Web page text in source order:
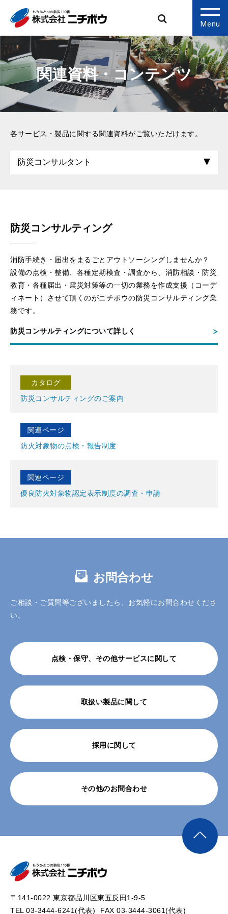
Menu
関連資料・コンテンツ
各サービス・製品に関する関連資料がご覧いただけます。
防災コンサルティング
消防手続き・届出をまるごとアウトソーシングしませんか？
設備の点検・整備、各種定期検査・調査から、消防相談・防災
教育・各種届出・震災対策等の一切の業務を作成支援（コーデ
ィネート）させて頂くのがニチボウの防災コンサルティング業
務です。
防災コンサルティングについて詳しく
カタログ
防災コンサルティングのご案内
関連ページ
防火対象物の点検・報告制度
関連ページ
優良防火対象物認定表示制度の調査・申請
お問合わせ
ご相談・ご質問等ございましたら、お気軽にお問合わせくださ
い。
点検・保守、その他サービスに関して
取扱い製品に関して
採用に関して
その他のお問合わせ
〒141-0022 東京都品川区東五反田1-9-5
TEL 03-3444-6241(代表)
FAX 03-3444-3061(代表)